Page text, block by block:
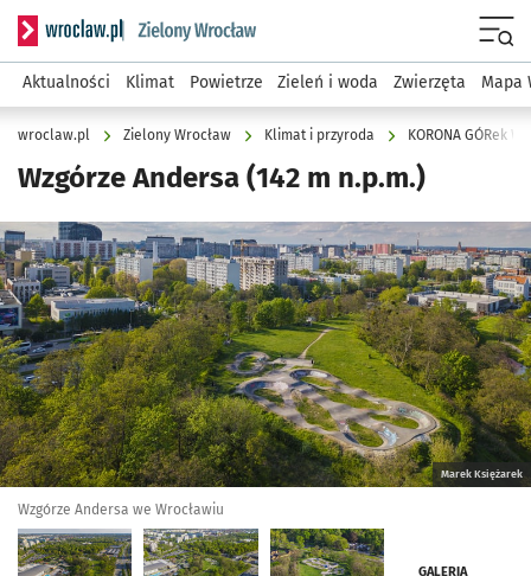
Serwis informacyjny wroclaw.pl podserwis: Środowisko we
Aktualności Klimat Powietrze Zieleń i woda Zwierzęta Mapa
wroclaw.pl Zielony Wrocław Klimat i przyroda KORONA GÓRek
Wzgórze Andersa (142 m n.p.m.)
Kliknij, aby zobaczyć galerię
Kliknij, aby powiększyć
Marek Księżarek
Wzgórze Andersa we Wrocławiu
GALERIA